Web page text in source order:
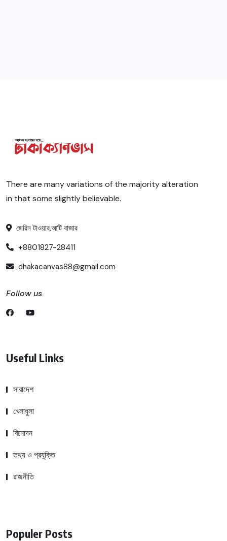
There are many variations of the majority alteration
in that some slightly believable.
জেরিন টাওয়ার,আটি বাজার
+8801827-28411
dhakacanvas88@gmail.com
Follow us
Useful Links
সারাদেশ
খেলাধুলা
বিনোদন
তথ্য ও প্রযুক্তি
রাজনীতি
Populer Posts